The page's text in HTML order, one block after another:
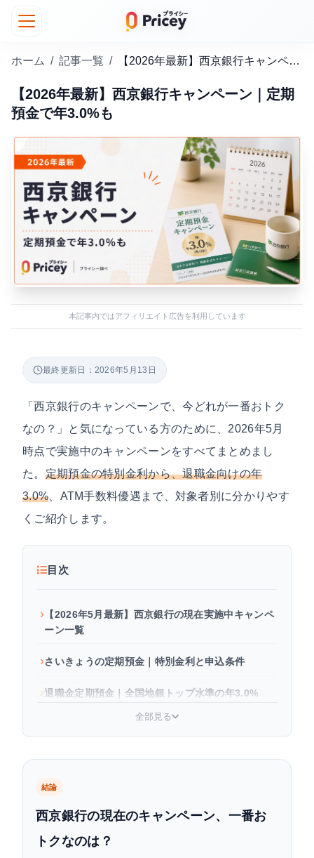
ホーム / 記事一覧 / 【2026年最新】西京銀行キャンペーン｜定期預金で年3.0%も
【2026年最新】西京銀行キャンペーン｜定期
預金で年3.0%も
本記事内ではアフィリエイト広告を利用しています
最終更新日：2026年5月13日
「西京銀行のキャンペーンで、今どれが一番おトク
なの？」と気になっている方のために、2026年5月
時点で実施中のキャンペーンをすべてまとめまし
た。 定期預金の特別金利から、退職金向けの年
3.0% 、ATM手数料優遇まで、対象者別に分かりやす
くご紹介します。
目次
【2026年5月最新】西京銀行の現在実施中キャンペ
ーン一覧
さいきょうの定期預金｜特別金利と申込条件
退職金定期預金｜全国地銀トップ水準の年3.0%
ATM手数料優遇・便利サービス系キャンペーン
過去の西京銀行キャンペーン履歴と再実施の傾向
まとめ：状況別・おすすめキャンペーン
よくある質問
全部見る
結論
西京銀行の現在のキャンペーン、一番お
トクなのは？